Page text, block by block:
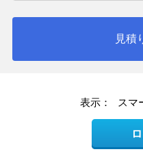
見積
表示： スマ